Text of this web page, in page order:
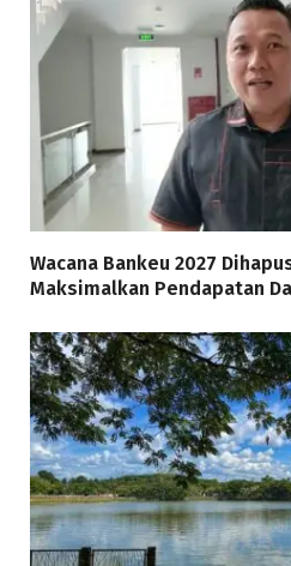
Wacana Bankeu 2027
Maksimalkan Pendapatan